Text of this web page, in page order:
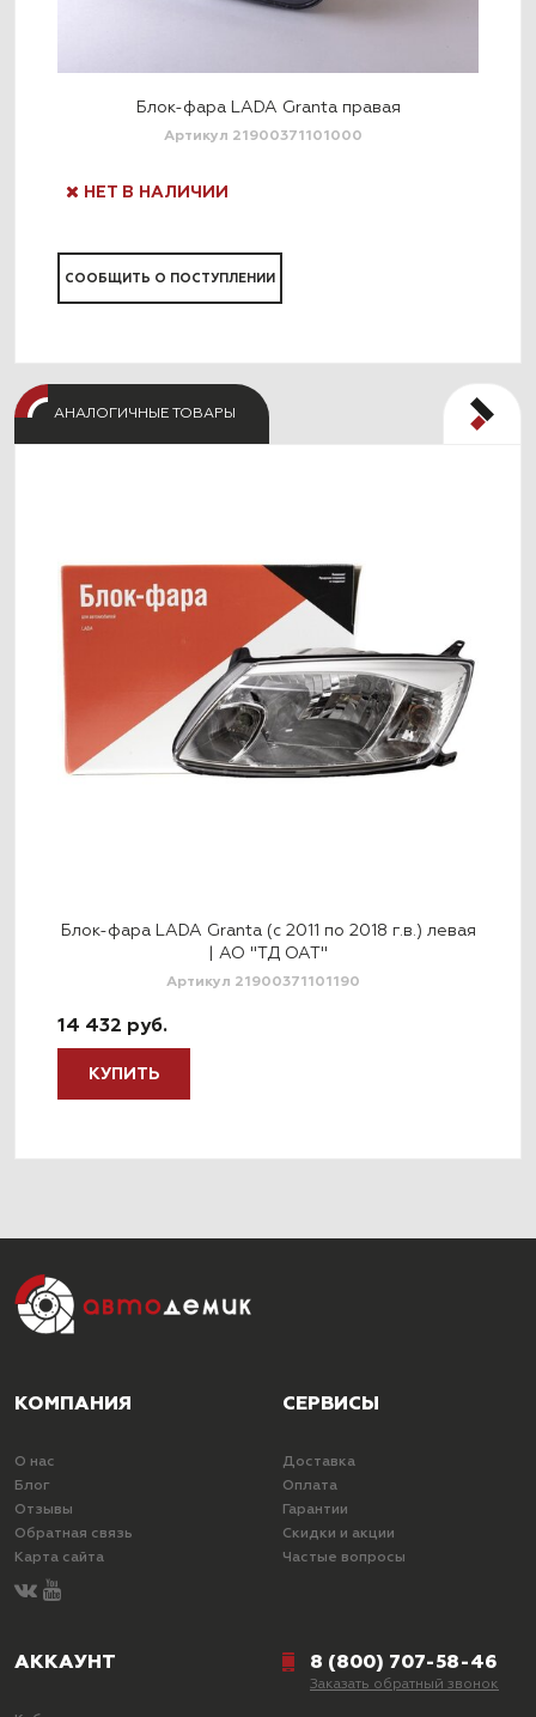
Блок-фара LADA Granta правая
Артикул 21900371101000
НЕТ В НАЛИЧИИ
СООБЩИТЬ О ПОСТУПЛЕНИИ
АНАЛОГИЧНЫЕ ТОВАРЫ
Блок-фара LADA Granta (с 2011 по 2018 г.в.) левая
| АО "ТД ОАТ"
Артикул 21900371101190
14 432 руб.
КУПИТЬ
КОМПАНИЯ
О нас
Блог
Отзывы
Обратная связь
Карта сайта
СЕРВИСЫ
Доставка
Оплата
Гарантии
Скидки и акции
Частые вопросы
АККАУНТ 8 (800) 707-58-46
Заказать обратный звонок